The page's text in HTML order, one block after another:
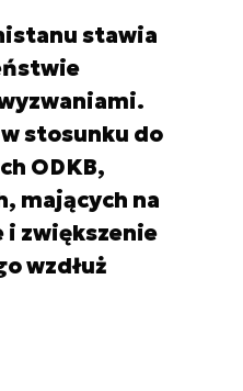
stawia
stosunku do
ODKB,
mających na
i zwiększenie
wzdłuż